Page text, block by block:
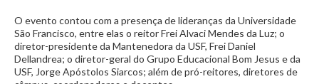
O evento contou com a presença de lideranças da Universidade
São Francisco, entre elas o reitor Frei Alvaci Mendes da Luz; o
diretor-presidente da Mantenedora da USF, Frei Daniel
Dellandrea; o diretor-geral do Grupo Educacional Bom Jesus e da
USF, Jorge Apóstolos Siarcos; além de pró-reitores, diretores de